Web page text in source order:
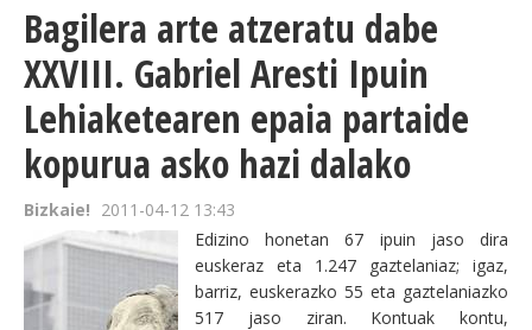
Bagilera arte atzeratu dabe
XXVIII. Gabriel Aresti Ipuin
Lehiaketearen epaia partaide
kopurua asko hazi dalako
Bizkaie! 2011-04-12 13:43
Edizino honetan 67 ipuin jaso dira
euskeraz eta 1.247 gaztelaniaz; igaz,
barriz, euskerazko 55 eta gaztelaniazko
517 jaso ziran. Kontuak kontu,